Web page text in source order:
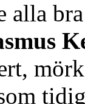
alla